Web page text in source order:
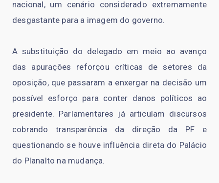
nacional, um cenário considerado extremamente
desgastante para a imagem do governo.
A substituição do delegado em meio ao avanço
das apurações reforçou críticas de setores da
oposição, que passaram a enxergar na decisão um
possível esforço para conter danos políticos ao
presidente. Parlamentares já articulam discursos
cobrando transparência da direção da PF e
questionando se houve influência direta do Palácio
do Planalto na mudança.